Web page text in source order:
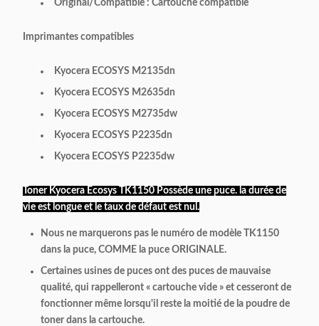
Original/Compatible : Cartouche compatible
Imprimantes compatibles
Kyocera ECOSYS M2135dn
Kyocera ECOSYS M2635dn
Kyocera ECOSYS M2735dw
Kyocera ECOSYS P2235dn
Kyocera ECOSYS P2235dw
Toner Kyocera Ecosys TK1150 Possède une puce. la durée de
vie est longue et le taux de défaut est nul.
Nous ne marquerons pas le numéro de modèle TK1150
dans la puce, COMME la puce ORIGINALE.
Certaines usines de puces ont des puces de mauvaise
qualité, qui rappelleront « cartouche vide » et cesseront de
fonctionner même lorsqu'il reste la moitié de la poudre de
toner dans la cartouche.